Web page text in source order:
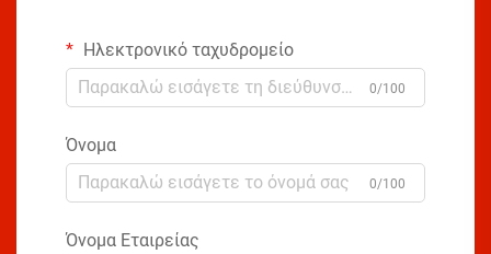
Ηλεκτρονικό ταχυδρομείο
0/100
Όνομα
0/100
Όνομα Εταιρείας